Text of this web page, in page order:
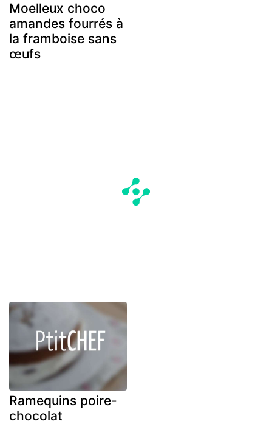
Moelleux choco
amandes fourrés à
la framboise sans
œufs
Ramequins poire-
chocolat